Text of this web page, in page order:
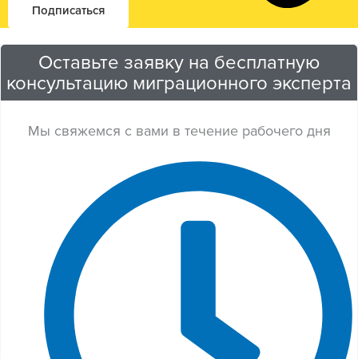
Оставьте заявку на бесплатную
консультацию миграционного эксперта
Мы свяжемся с вами в течение рабочего дня